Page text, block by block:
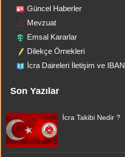
Güncel Haberler
Mevzuat
Emsal Kararlar
Dilekçe Örnekleri
İcra Daireleri İletişim ve IBAN
Son Yazılar
İcra Takibi Nedir ?